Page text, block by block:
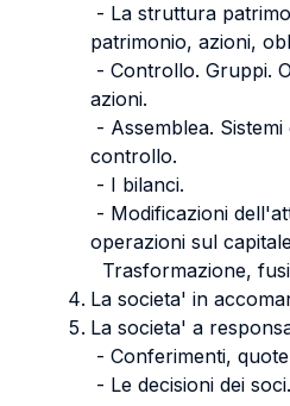
- La struttura
patrimonio, azioni,
- Controllo. Gruppi.
azioni.
- Assemblea.
controllo.
- I bilanci.
- Modificazioni
operazioni sul
Trasformazione,
La societa' in
La societa' a
- Conferimenti,
- Le decisioni dei soci.